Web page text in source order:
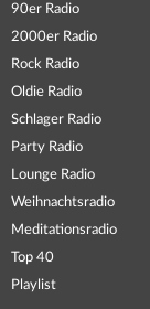
90er Radio
2000er Radio
Rock Radio
Oldie Radio
Schlager Radio
Party Radio
Lounge Radio
Weihnachtsradio
Meditationsradio
Top 40
Playlist